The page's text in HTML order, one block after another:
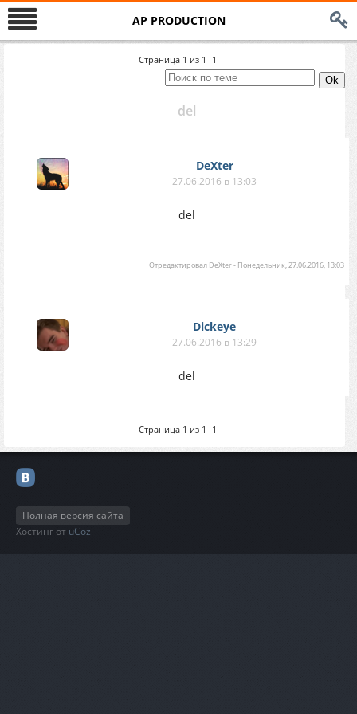
AP PRODUCTION
Страница 1 из 1 1
del
DеXter
27.06.2016 в 13:03
del
Отредактировал DеXter- Понедельник, 27.06.2016, 13:03
Dickeye
27.06.2016 в 13:29
del
Страница 1 из 1 1
Полная версия сайта
Хостинг от uCoz